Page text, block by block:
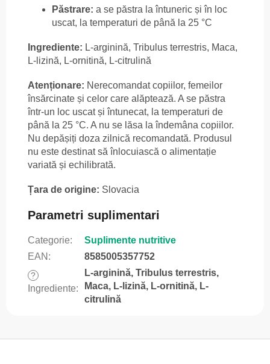
Păstrare: a se păstra la întuneric și în loc
uscat, la temperaturi de până la 25 °C
Ingrediente: L-arginină, Tribulus terrestris, Maca,
L-lizină, L-ornitină, L-citrulină
Atenționare: Nerecomandat copiilor, femeilor
însărcinate și celor care alăptează. A se păstra
într-un loc uscat și întunecat, la temperaturi de
până la 25 °C. A nu se lăsa la îndemâna copiilor.
Nu depășiți doza zilnică recomandată. Produsul
nu este destinat să înlocuiască o alimentație
variată și echilibrată.
Țara de origine: Slovacia
Parametri suplimentari
Categorie:
Suplimente nutritive
EAN : 8585005357752
?
Ingrediente:
L-arginină, Tribulus terrestris,
Maca, L-lizină, L-ornitină, L-
citrulină